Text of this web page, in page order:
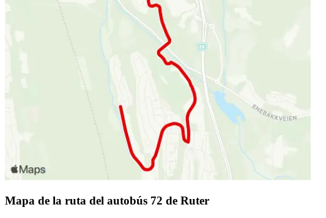
Mapa de la ruta del autobús 72 de Ruter